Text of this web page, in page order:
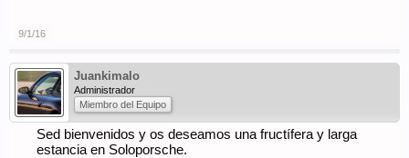
9/1/16
Juankimalo
Administrador
Miembro del Equipo
Sed bienvenidos y os deseamos una fructífera y larga
estancia en Soloporsche.